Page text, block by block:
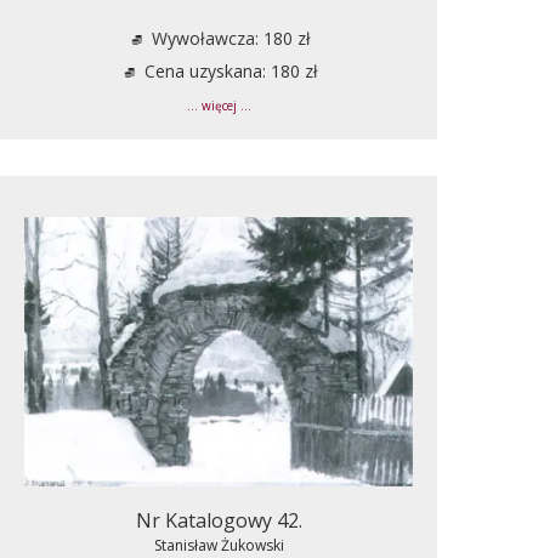
Wywoławcza: 180 zł
Cena uzyskana: 180 zł
... więcej ...
Nr Katalogowy 42.
Stanisław Żukowski